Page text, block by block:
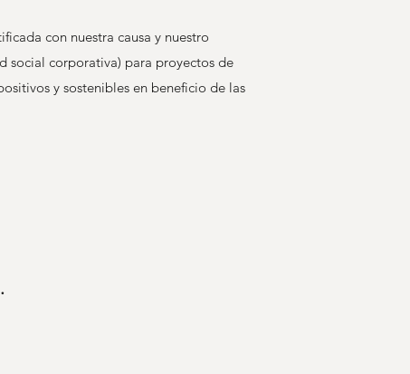
con nuestra causa y nuestro
social corporativa) para proyectos de
y sostenibles en beneficio de las